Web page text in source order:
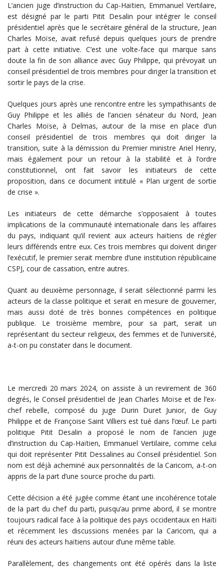
L’ancien juge d’instruction du Cap-Haïtien, Emmanuel Vertilaire,
est désigné par le parti Pitit Desalin pour intégrer le conseil
présidentiel après que le secrétaire général de la structure, Jean
Charles Moïse, avait refusé depuis quelques jours de prendre
part à cette initiative. C’est une volte-face qui marque sans
doute la fin de son alliance avec Guy Philippe, qui prévoyait un
conseil présidentiel de trois membres pour diriger la transition et
sortir le pays de la crise.
Quelques jours après une rencontre entre les sympathisants de
Guy Philippe et les alliés de l’ancien sénateur du Nord, Jean
Charles Moïse, à Delmas, autour de la mise en place d’un
conseil présidentiel de trois membres qui doit diriger la
transition, suite à la démission du Premier ministre Ariel Henry,
mais également pour un retour à la stabilité et à l’ordre
constitutionnel, ont fait savoir les initiateurs de cette
proposition, dans ce document intitulé « Plan urgent de sortie
de crise ».
Les initiateurs de cette démarche s’opposaient à toutes
implications de la communauté internationale dans les affaires
du pays, indiquant qu’il revient aux acteurs haïtiens de régler
leurs différends entre eux. Ces trois membres qui doivent diriger
l’exécutif, le premier serait membre d’une institution républicaine
CSPJ, cour de cassation, entre autres.
Quant au deuxième personnage, il serait sélectionné parmi les
acteurs de la classe politique et serait en mesure de gouverner,
mais aussi doté de très bonnes compétences en politique
publique. Le troisième membre, pour sa part, serait un
représentant du secteur religieux, des femmes et de l’université,
a-t-on pu constater dans le document.
Le mercredi 20 mars 2024, on assiste à un revirement de 360
degrés, le Conseil présidentiel de Jean Charles Moïse et de l’ex-
chef rebelle, composé du juge Durin Duret Junior, de Guy
Philippe et de Françoise Saint Villiers est tué dans l’œuf. Le parti
politique Pitit Desalin a proposé le nom de l’ancien juge
d’instruction du Cap-Haïtien, Emmanuel Vertilaire, comme celui
qui doit représenter Pitit Dessalines au Conseil présidentiel. Son
nom est déjà acheminé aux personnalités de la Caricom, a-t-on
appris de la part d’une source proche du parti.
Cette décision a été jugée comme étant une incohérence totale
de la part du chef du parti, puisqu’au prime abord, il se montre
toujours radical face à la politique des pays occidentaux en Haïti
et récemment les discussions menées par la Caricom, qui a
réuni des acteurs haïtiens autour d’une même table.
Parallèlement, des changements ont été opérés dans la liste